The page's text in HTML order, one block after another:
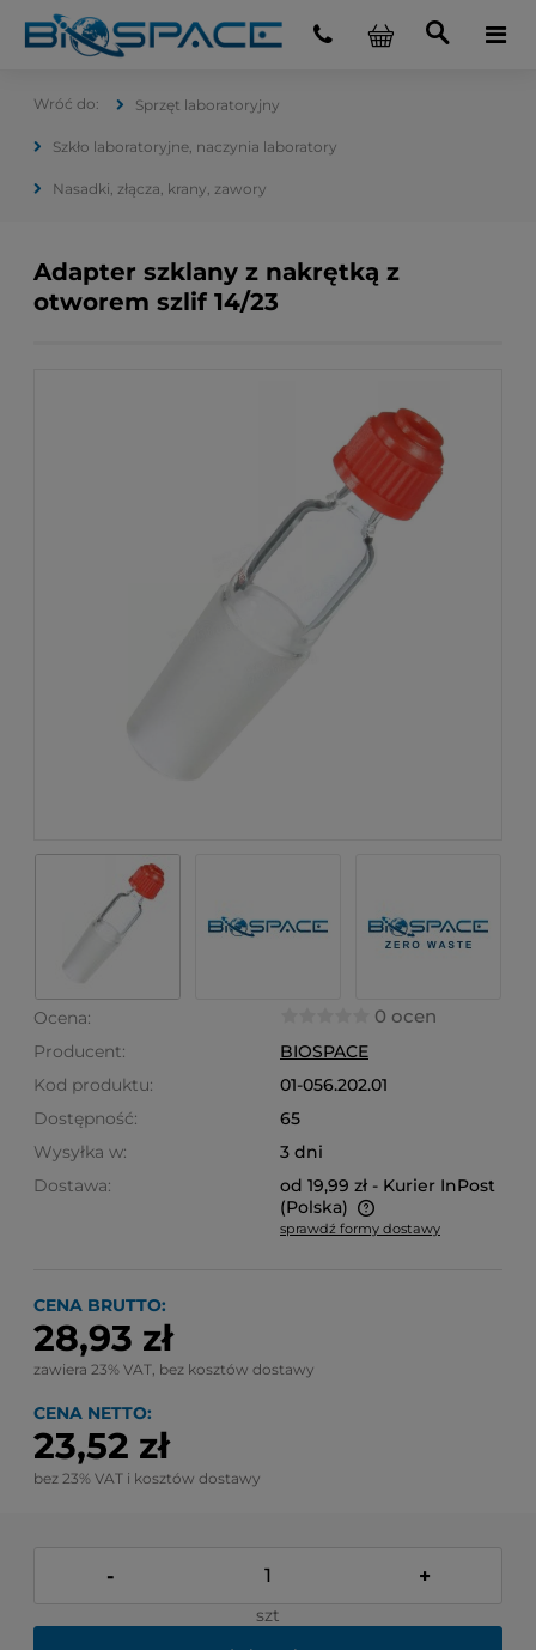
Sprzęt laboratoryjny
Szkło laboratoryjne, naczynia laboratory
Nasadki, złącza, krany, zawory
Adapter szklany z nakrętką z
otworem szlif 14/23
Ocena: 0 ocen
Producent:
BIOSPACE
Kod produktu:
01-056.202.01
Dostępność:
65
Wysyłka w:
3 dni
Dostawa:
od 19,99 zł - Kurier InPost
(Polska)
Cena nie zawiera ewentualnych kosztów płatności
sprawdź formy dostawy
CENA BRUTTO:
28,93 zł
zawiera 23% VAT, bez kosztów dostawy
CENA NETTO:
23,52 zł
bez 23% VAT i kosztów dostawy
- +
szt